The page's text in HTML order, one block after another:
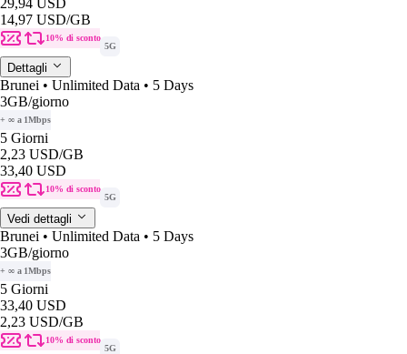
14,97 USD/GB
10% di sconto
5G
Dettagli
Brunei • Unlimited Data • 5 Days
3GB/giorno
+ ∞ a 1Mbps
5 Giorni
2,23 USD/GB
33,40 USD
10% di sconto
5G
Vedi dettagli
Brunei • Unlimited Data • 5 Days
3GB/giorno
+ ∞ a 1Mbps
5 Giorni
33,40 USD
2,23 USD/GB
10% di sconto
5G